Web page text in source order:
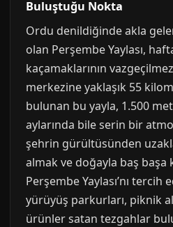
Buluştuğu Nokta
Ordu denildiğinde akla
olan Perşembe Yaylası,
kaçamaklarının
merkezine yaklaşık 55
bulunan bu yayla, 1.500
aylarında bile serin bir
şehrin gürültüsünden
almak ve doğayla baş
Perşembe Yaylası’nı tercih
yürüyüş parkurları, piknik
ürünler satan tezgahlar